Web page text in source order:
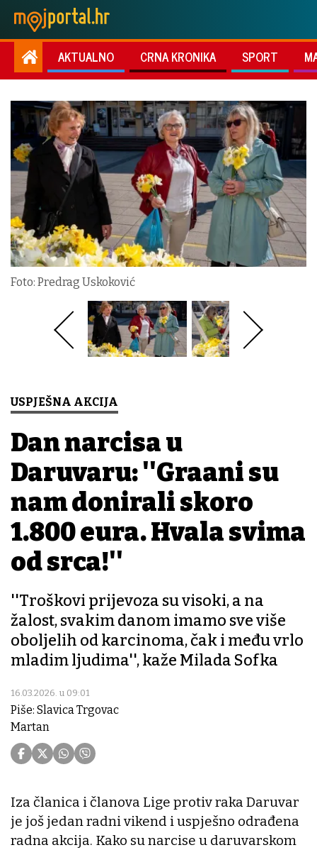
AKTUALNO CRNA KRONIKA SPORT
Foto: Predrag Uskoković
USPJEŠNA AKCIJA
Dan narcisa u
Daruvaru: ''Građani su
nam donirali skoro
1.800 eura. Hvala svima
od srca!''
''Troškovi prijevoza su visoki, a na
žalost, svakim danom imamo sve više
oboljelih od karcinoma, čak i među vrlo
mladim ljudima'', kaže Milada Sofka
16.03.2026. u 09:01
Piše: Slavica Trgovac
Martan
Iza članica i članova Lige protiv raka Daruvar
je još jedan radni vikend i uspješno odrađena
radna akcija. Kako su narcise u daruvarskom